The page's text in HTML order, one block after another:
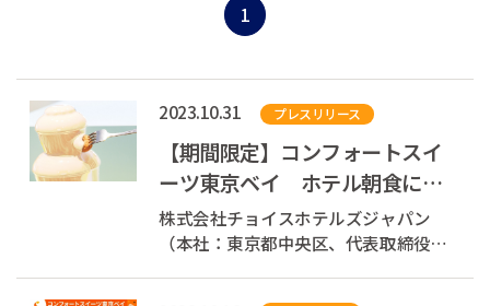
1
2023.10.31 プレスリリース
【期間限定】コンフォートスイ
ーツ東京ベイ ホテル朝食に寒
い朝にうれしい、冬限定のあっ
たかメニュー...
株式会社チョイスホテルズジャパン
（本社：東京都中央区、代表取締役社